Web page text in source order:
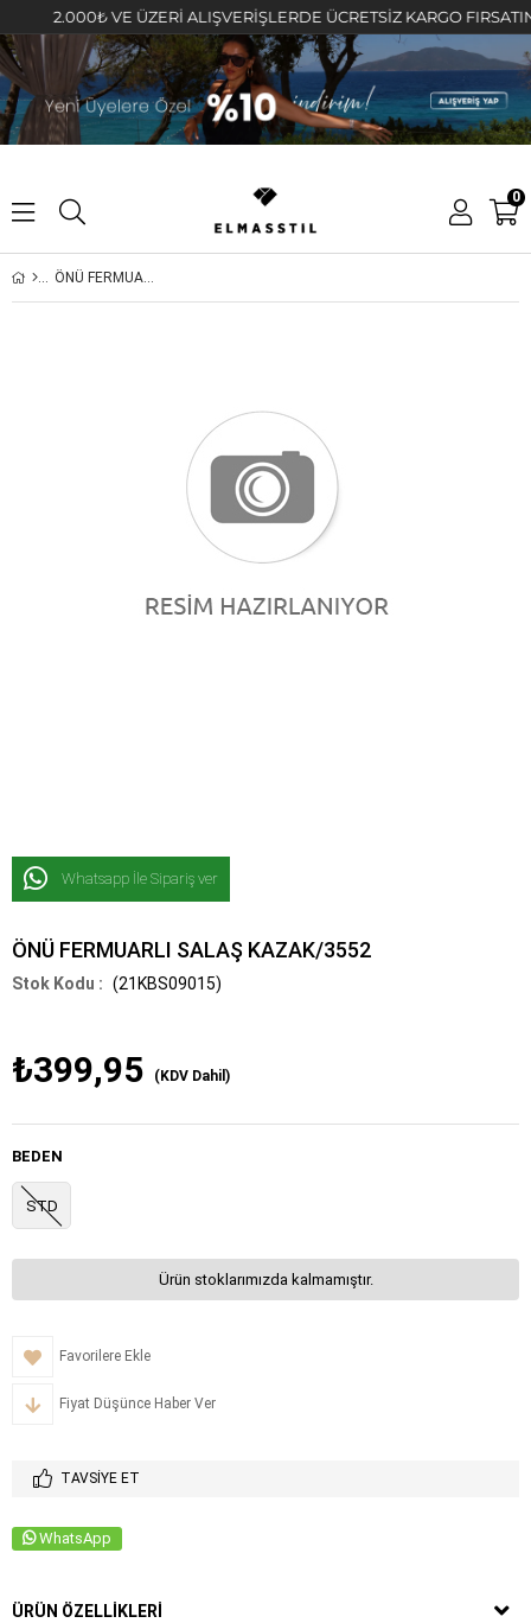
2.000₺ VE ÜZERİ ALIŞVERİŞLERDE ÜCRETSİZ KARGO FIRSATINI
0
ÖNÜ FERMUARLI SALAŞ KAZAK/3552
Whatsapp İle Sipariş ver
ÖNÜ FERMUARLI SALAŞ KAZAK/3552
(21KBS09015)
₺399,95 (KDV Dahil)
BEDEN
STD
Ürün stoklarımızda kalmamıştır.
Favorilere Ekle
Fiyat Düşünce Haber Ver
TAVSIYE ET
WhatsApp
ÜRÜN ÖZELLIKLERI